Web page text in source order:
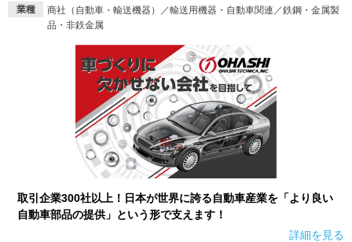
業種
商社（自動車・輸送機器）／輸送用機器・自動車関連／鉄鋼・金属製
品・非鉄金属
取引企業300社以上！日本が世界に誇る自動車産業を「より良い
自動車部品の提供」という形で支えます！
詳細を見る